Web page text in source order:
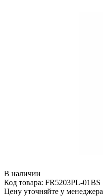
В наличии
Код товара: FR5203PL-01BS
Цену уточняйте у менеджера